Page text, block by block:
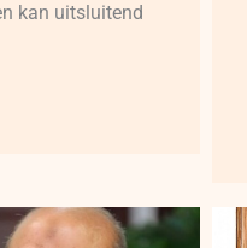
kan uitsluitend